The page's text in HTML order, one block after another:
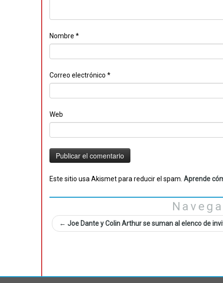
Nombre *
Correo electrónico *
Web
Este sitio usa Akismet para reducir el spam. Aprende
← Joe Dante y Colin Arthur se suman al elenco de